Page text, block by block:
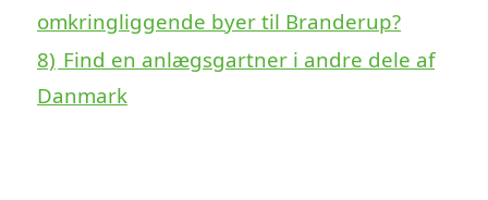
omkringliggende byer til Branderup?
8) Find en anlægsgartner i andre dele af
Danmark